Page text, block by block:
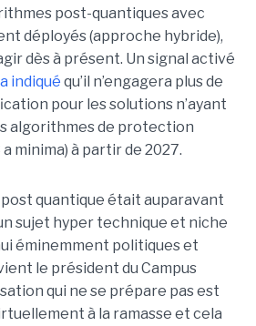
post-quantiques avec
déployés(approche hybride),
dès à présent. Un signal activé
a indiqué qu’il n’engagera plus de
pour les solutions n’ayant
algorithmes de protection
minima) à partir de 2027.
quantique était auparavant
sujet hyper technique et niche
éminemment politiques et
le président du Campus
qui ne se prépare pas est
à la ramasse et cela